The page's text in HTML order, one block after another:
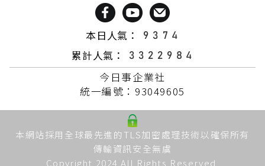
本日人氣：
累計人氣：
今日事企業社
統一編號：93049605
本網站採用全球最先進的TLS加密處理技術以確保所有
傳輸資訊安全無虞
Copyright 2024 All Rights Reserved